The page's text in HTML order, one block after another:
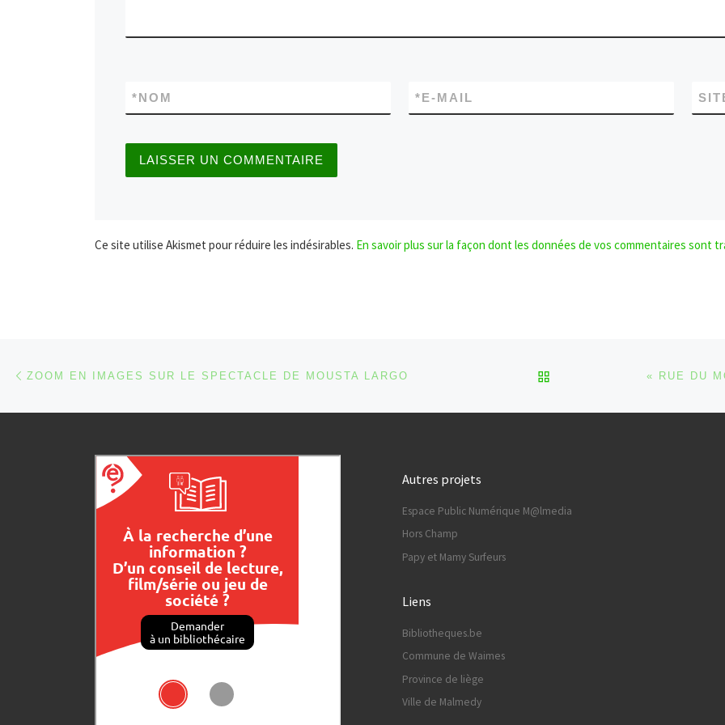
NOM
* E-MAIL
*
Ce site utilise Akismet pour réduire les indésirables. En savoir plus sur la façon dont les données de vos commentaires sont
Parcourir les articles
ZOOM EN IMAGES SUR LE SPECTACLE DE MOUSTA LARGO RETOUR À LA LISTE DES
Autres projets
Espace Public Numérique M@lmedia
Hors Champ
Papy et Mamy Surfeurs
Liens
Bibliotheques.be
Commune de Waimes
Province de liège
Ville de Malmedy